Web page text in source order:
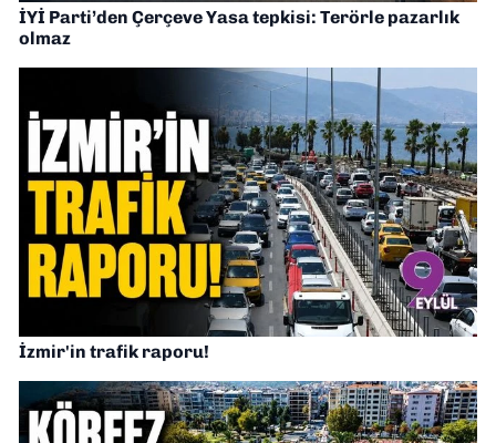
İYİ Parti’den Çerçeve Yasa tepkisi: Terörle pazarlık
olmaz
İzmir'in trafik raporu!